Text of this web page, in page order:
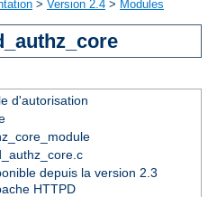
> Version 2.4 > Modules
d'autorisation
depuis la version 2.3
HTTPD